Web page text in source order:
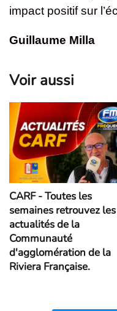
impact positif sur
Guillaume Milla
Voir aussi
CARF - Toutes les
semaines retrouvez les
actualités de la
Communauté
d'agglomération de la
Riviera Française.